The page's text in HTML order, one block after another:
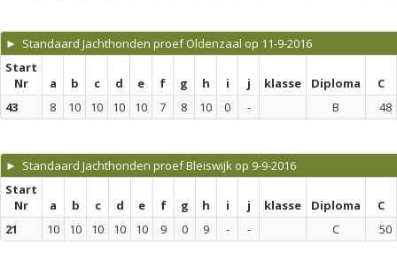
► Standaard Jachthonden proef Oldenzaal op 11-9-2016
Start
Nr
a b c d e f g h i j klasse Diploma
C
43
8 10 10 10 10 7 8 10 0 - B 48
► Standaard Jachthonden proef Bleiswijk op 9-9-2016
Start
Nr
a b c d e f g h i j klasse Diploma
C
21
10 10 10 10 10 9 0 9 - - C 50